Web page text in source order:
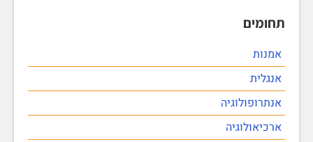
תחומים
אמנות
אנגלית
אנתרופולוגיה
ארכיאולוגיה